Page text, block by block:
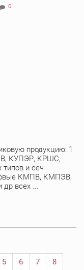
0
продукцию: 1
КУПЭР, КРШС,
и сеч
КМПВ, КМПЭВ,
всех ...
5 6 7
8